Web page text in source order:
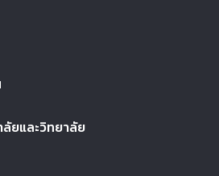
ยและวิทยาลัย